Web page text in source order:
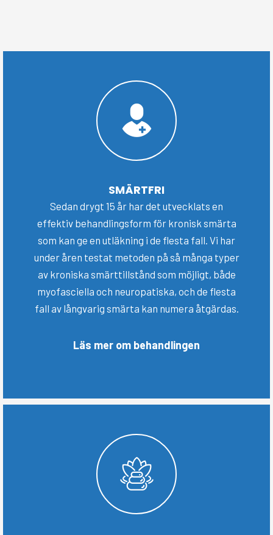
SMÄRTFRI
Sedan drygt 15 år har det utvecklats en
effektiv behandlingsform för kronisk smärta
som kan ge en utläkning i de flesta fall. Vi har
under åren testat metoden på så många typer
av kroniska smärttillstånd som möjligt, både
myofasciella och neuropatiska, och de flesta
fall av långvarig smärta kan numera åtgärdas.
Läs mer om behandlingen